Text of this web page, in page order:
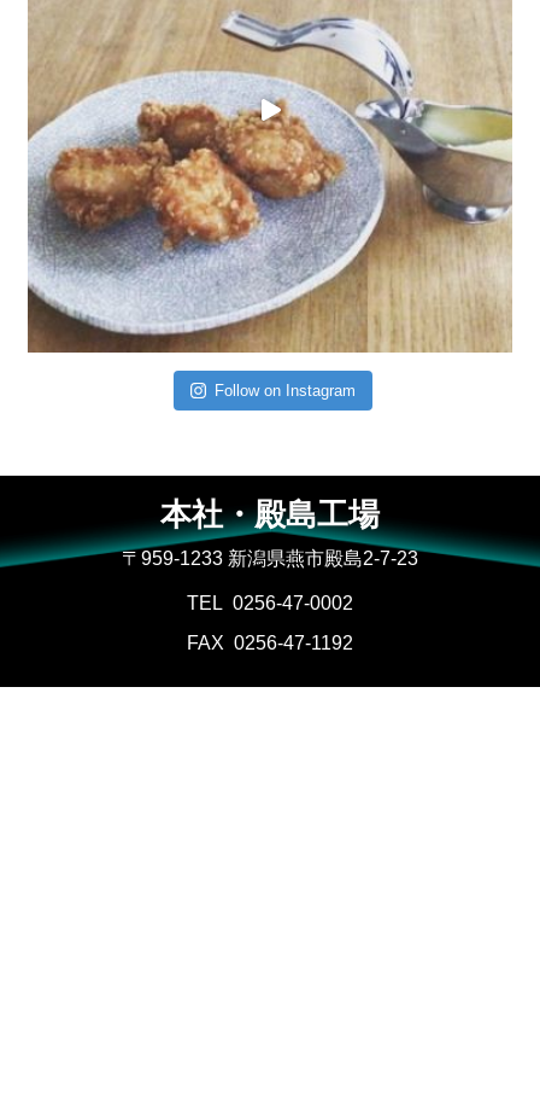
Follow on Instagram
本社・殿島工場
〒959-1233 新潟県燕市殿島2-7-23
TEL 0256-47-0002
FAX 0256-47-1192